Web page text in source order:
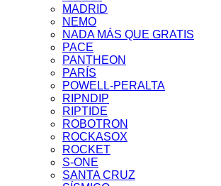
MADRID
NEMO
NADA MÁS QUE GRATIS
PACE
PANTHEON
PARÍS
POWELL-PERALTA
RIPNDIP
RIPTIDE
ROBOTRON
ROCKASOX
ROCKET
S-ONE
SANTA CRUZ